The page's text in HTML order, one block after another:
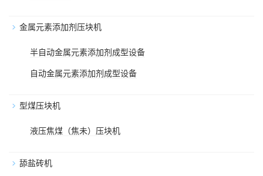
金属元素添加剂压块机
半自动金属元素添加剂成型设备
自动金属元素添加剂成型设备
型煤压块机
液压焦煤（焦未）压块机
舔盐砖机